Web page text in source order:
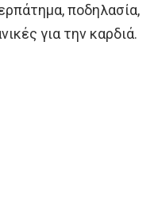
ποδηλασία,
για την καρδιά.